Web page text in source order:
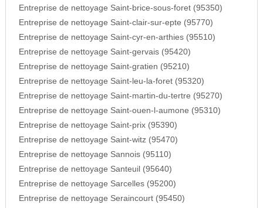
Entreprise de nettoyage Saint-brice-sous-foret (95350)
Entreprise de nettoyage Saint-clair-sur-epte (95770)
Entreprise de nettoyage Saint-cyr-en-arthies (95510)
Entreprise de nettoyage Saint-gervais (95420)
Entreprise de nettoyage Saint-gratien (95210)
Entreprise de nettoyage Saint-leu-la-foret (95320)
Entreprise de nettoyage Saint-martin-du-tertre (95270)
Entreprise de nettoyage Saint-ouen-l-aumone (95310)
Entreprise de nettoyage Saint-prix (95390)
Entreprise de nettoyage Saint-witz (95470)
Entreprise de nettoyage Sannois (95110)
Entreprise de nettoyage Santeuil (95640)
Entreprise de nettoyage Sarcelles (95200)
Entreprise de nettoyage Seraincourt (95450)